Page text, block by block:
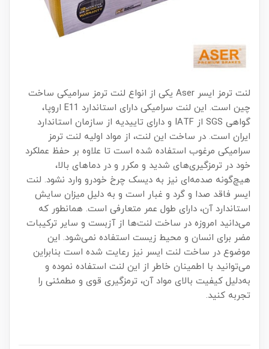
لنت ترمز ایسر Aser یکی از انواع لنت ترمز سرامیکی ساخت
چین است. این لنت سرامیکی دارای استاندارد E11 اروپا،
گواهی SGS از IATF و دارای تاییدیه از سازمان استاندارد
ایران است. در ساخت این لنت، از مواد اولیه لنت ترمز
سرامیکی مرغوب استفاده شده است تا علاوه بر حفظ عملکرد
خود در ترمزگیری‌های شدید و مکرر و در دماهای بالا،
هیچ‌گونه صدمه‌ای نیز به دیسک چرخ خودرو وارد نشود. لنت
ایسر فاقد صدا و گرد و غبار است و به دلیل میزان سایش
استاندارد آن، دارای طول عمر متعارفی است. همانطور که
می‌دانید امروزه در ساخت لنت‌ها از آزبست و سایر ترکیبات
مضر برای انسان و محیط زیست استفاده نمی‌شود. این
موضوع در ساخت لنت ایسر نیز رعایت شده است بنابراین
می‌توانید با اطمینان خاطر از این لنت استفاده نموده و
به‌دلیل کیفیت بالای مواد آن، ترمزگیری قوی و مطمئنی را
تجربه کنید.